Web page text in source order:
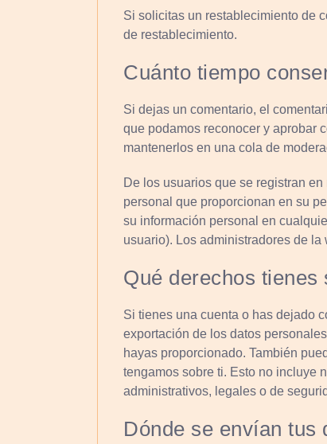
Si solicitas un restablecimiento de
de restablecimiento.
Cuánto tiempo
Si dejas un comentario, el
que podamos reconocer y aprobar
mantenerlos en una cola de
De los usuarios que se registran
personal que proporcionan en su
su información personal en
usuario). Los administradores de
Qué derechos tienes
Si tienes una cuenta o has dejado
exportación de los datos
hayas proporcionado. También
tengamos sobre ti. Esto no incluye
administrativos, legales o de
Dónde se envían tus